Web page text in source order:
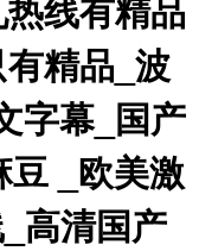
精品_波
字幕_国产
_欧美激
高清国产